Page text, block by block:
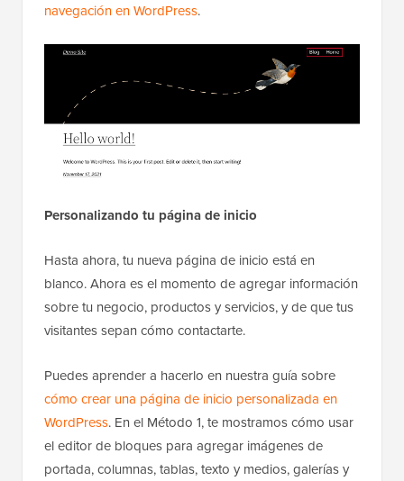
navegación en WordPress.
Personalizando tu página de inicio
Hasta ahora, tu nueva página de inicio está en
blanco. Ahora es el momento de agregar información
sobre tu negocio, productos y servicios, y de que tus
visitantes sepan cómo contactarte.
Puedes aprender a hacerlo en nuestra guía sobre
cómo crear una página de inicio personalizada en
WordPress. En el Método 1, te mostramos cómo usar
el editor de bloques para agregar imágenes de
portada, columnas, tablas, texto y medios, galerías y